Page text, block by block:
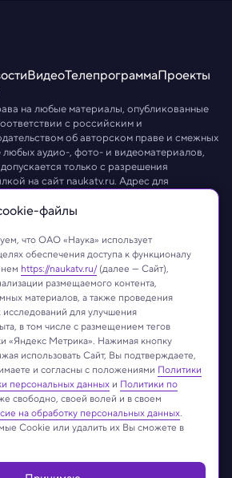
ВидеоТелепрограммаПроекты
на любые материалы, опубликованные
с российским и
об авторском праве и смежных
любых аудио-, фото- и видеоматериалов,
только с разрешения
на сайт naukatv.ru. Адрес для
значимых сообщений:
данныхРабота с cookie-файлами
файлы
что ОАО «Наука» использует
обеспечения доступа к функционалу
https://naukatv.ru/(далее — Сайт),
размещаемого контента,
материалов, а также проведения
исследований для улучшения
в том числе с размещением тегов
«Яндекс Метрика». Нажимая кнопку
использовать Сайт, Вы подтверждаете,
и согласны с положениями Политики
персональных данных и Политики по
свободно, своей волей и в своем
на обработку персональных данных.
Cookie или удалить их Вы сможете в